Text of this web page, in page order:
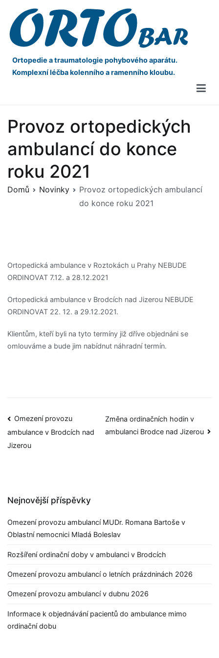
Ortopedie a traumatologie pohybového aparátu.
Komplexní léčba kolenního a ramenního kloubu.
Provoz ortopedických
ambulancí do konce
roku 2021
Domů Novinky
Provoz ortopedických ambulancí
do konce roku 2021
Ortopedická ambulance v Roztokách u Prahy NEBUDE
ORDINOVAT 7.12. a 28.12.2021
Ortopedická ambulance v Brodcích nad Jizerou NEBUDE
ORDINOVAT 22. 12. a 29.12.2021.
Klientům, kteří byli na tyto termíny již dříve objednáni se
omlouváme a bude jim nabídnut náhradní termín.
Omezení provozu
ambulance v Brodcích nad
Jizerou
Změna ordinačních hodin v
ambulanci Brodce nad Jizerou
Nejnovější příspěvky
Omezení provozu ambulancí MUDr. Romana Bartoše v
Oblastní nemocnici Mladá Boleslav
Rozšíření ordinační doby v ambulanci v Brodcích
Omezení provozu ambulancí o letních prázdninách 2026
Omezení provozu ambulancí v dubnu 2026
Informace k objednávání pacientů do ambulance mimo
ordinační dobu